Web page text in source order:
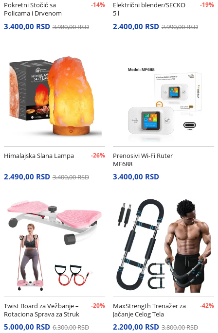
Pokretni Stočić sa
Policama i Drvenom
-14%
3.400,00 RSD 3.980,00 RSD
Električni blender/SECKO
5 l
-19%
2.400,00 RSD 2.990,00 RSD
Himalajska Slana Lampa -26%
2.490,00 RSD 3.400,00 RSD
Prenosivi Wi-Fi Ruter
MF688
3.400,00 RSD
Twist Board za Vežbanje –
Rotaciona Sprava za Struk
i Stomak
-20%
5.000,00 RSD 6.300,00 RSD
MaxStrength Trenažer za
Jačanje Celog Tela
-42%
2.200,00 RSD 3.800,00 RSD